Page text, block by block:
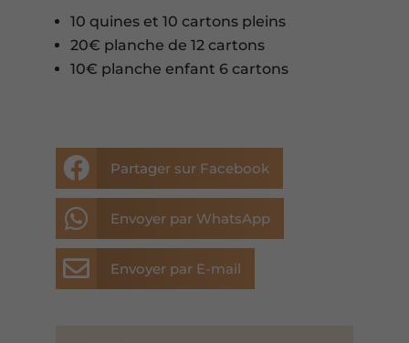
10 quines et 10 cartons pleins
20€ planche de 12 cartons
10€ planche enfant 6 cartons
 Partager sur Facebook
 Envoyer par WhatsApp
 Envoyer par E-mail